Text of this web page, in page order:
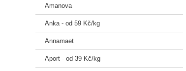
Amanova
Anka - od 59 Kč/kg
Annamaet
Aport - od 39 Kč/kg